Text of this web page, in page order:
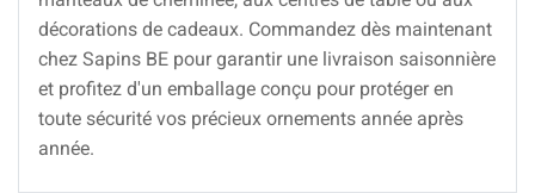
décorations de cadeaux. Commandez dès maintenant
chez Sapins BE pour garantir une livraison saisonnière
et profitez d'un emballage conçu pour protéger en
toute sécurité vos précieux ornements année après
année.